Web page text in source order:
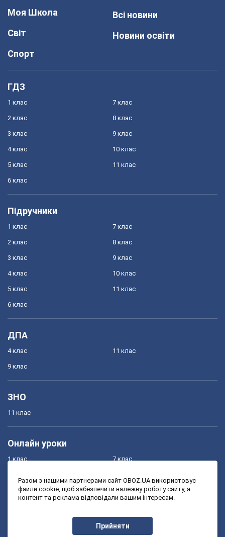
Моя Школа
Світ
Спорт
Всі новини
Новини освіти
ГДЗ
1 клас
2 клас
3 клас
4 клас
5 клас
6 клас
7 клас
8 клас
9 клас
10 клас
11 клас
Підручники
1 клас
2 клас
3 клас
4 клас
5 клас
6 клас
7 клас
8 клас
9 клас
10 клас
11 клас
ДПА
4 клас
9 клас
11 клас
ЗНО
11 клас
Онлайн уроки
1 клас
3 клас
7 клас
9 клас
Разом з нашими партнерами сайт OBOZ.UA використовує
файли cookie, щоб забезпечити належну роботу сайту, а
контент та реклама відповідали вашим інтересам.
Прийняти